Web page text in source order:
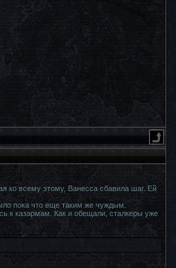
ко всему этому, Ванесса сбавила шаг. Ей
пока что еще таким же чуждым.
к казармам. Как и обещали, сталкеры уже